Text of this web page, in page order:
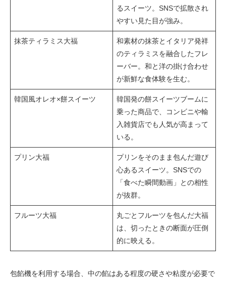
るスイーツ。SNSで拡散され
やすい見た目が強み。
抹茶ティラミス大福
和素材の抹茶とイタリア発祥
のティラミスを融合したフレ
ーバー。和と洋の掛け合わせ
が新鮮な食体験を生む。
韓国風オレオ×餅スイーツ
韓国発の餅スイーツブームに
乗った商品で、コンビニや輸
入雑貨店でも人気が高まって
いる。
プリン大福
プリンをそのまま包んだ遊び
心あるスイーツ。SNSでの
「食べた瞬間動画」との相性
が抜群。
フルーツ大福
丸ごとフルーツを包んだ大福
は、切ったときの断面が圧倒
的に映える。
包餡機を利用する場合、中の餡はある程度の硬さや粘度が必要で